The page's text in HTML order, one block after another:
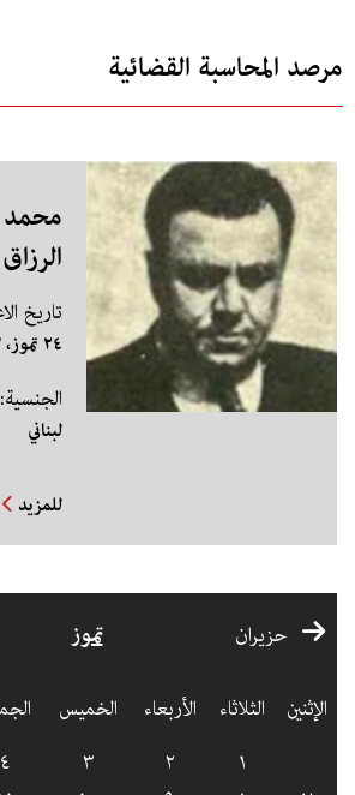
مرصد المحاسبة القضائية
محمد
الرزاق
تاريخ
٢٤ تموز، ١٩٥٣
الجنسية:
لبناني
للمزيد
حزيران تموز
الإثنين الثلاثاء الأربعاء الخميس
١
٢ ٣ ٤